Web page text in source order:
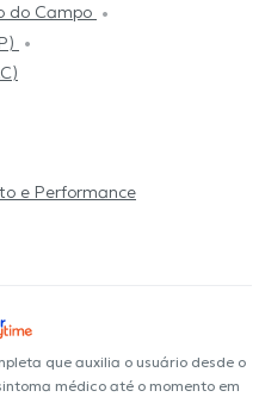
do Campo
e Performance
que auxilia o usuário desde o
médico até o momento em